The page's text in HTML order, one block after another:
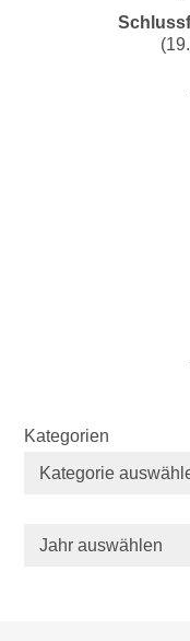
Kategorien